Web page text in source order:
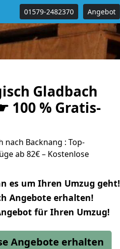
01579-2482370 Angebot
Gladbach
100 % Gratis-
nach Backnang : Top-
ab 82€ – Kostenlose
es um Ihren Umzug geht!
Angebote erhalten!
für Ihren Umzug!
Angebote erhalten